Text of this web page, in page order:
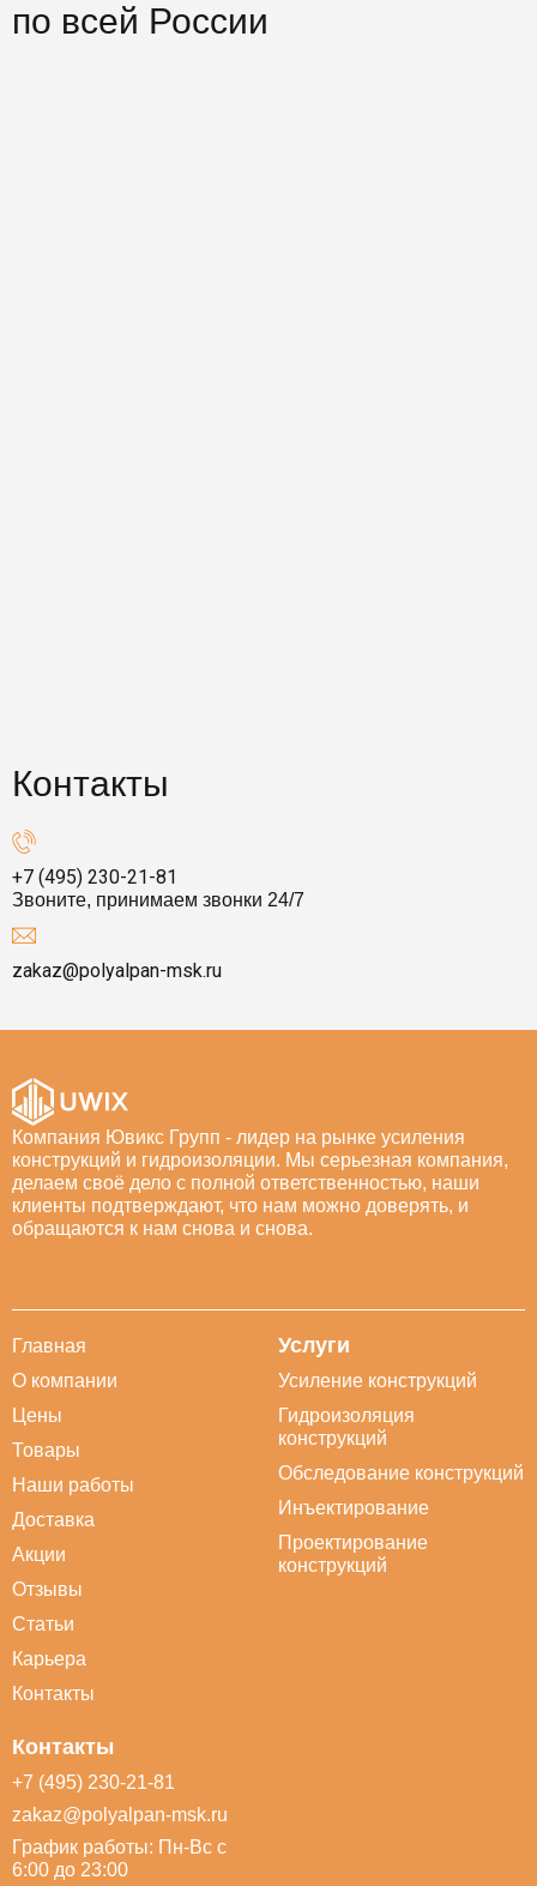
по всей России
Контакты
+7 (495) 230-21-81
Звоните, принимаем звонки 24/7
zakaz@polyalpan-msk.ru
Компания Ювикс Групп - лидер на рынке усиления
конструкций и гидроизоляции. Мы серьезная компания,
делаем своё дело с полной ответственностью, наши
клиенты подтверждают, что нам можно доверять, и
обращаются к нам снова и снова.
Главная
О компании
Цены
Товары
Наши работы
Доставка
Акции
Отзывы
Статьи
Карьера
Контакты
Услуги
Усиление конструкций
Гидроизоляция
конструкций
Обследование конструкций
Инъектирование
Проектирование
конструкций
Контакты
+7 (495) 230-21-81
zakaz@polyalpan-msk.ru
График работы: Пн-Вс с
6:00 до 23:00